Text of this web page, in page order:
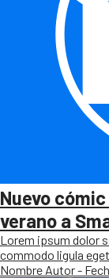
Nuevo
verano a
Lorem ipsum dolor
commodo ligula
Nombre Autor -